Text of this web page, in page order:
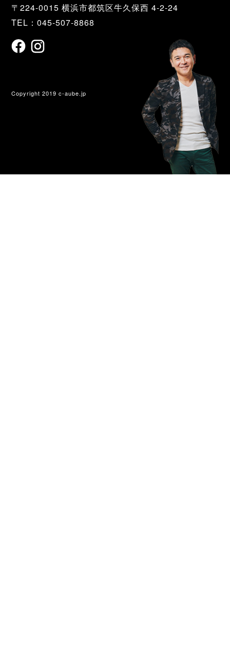
〒224-0015 横浜市都筑区牛久保西 4-2-24
TEL：045-507-8868
Copyright 2019 c-aube.jp